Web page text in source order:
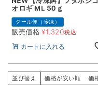
オロギ ML 50ｇ
クール便（冷凍）
販売価格 ¥1,320税込
カートに入れる
並び替え 価格が安い順 価